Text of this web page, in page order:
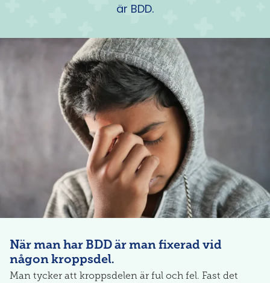
är BDD.
När man har BDD är man fixerad vid
någon kroppsdel.
Man tycker att kroppsdelen är ful och fel. Fast det